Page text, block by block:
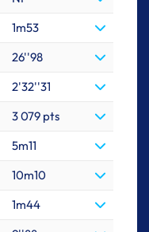
1m53
26''98
2'32''31
3 079 pts
5m11
10m10
1m44